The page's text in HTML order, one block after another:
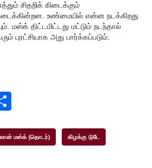
சிதறிக் கிடைக்கும்
உண்மையில் என்ன நடக்கிறது
மஸ்க் திட்டமிட்டது மட்டும் நடந்தால்
புரட்சியாக அது பார்க்கப்படும்.
ar
மஸ்க் (தொடர்) கிழக்கு டுடே